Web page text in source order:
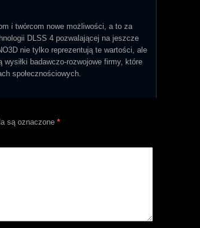
i twórcom nowe możliwości, a to za
DLSS 4 pozwalającej na jeszcze
nie tylko reprezentują te wartości, ale
badawczo-rozwojowe firmy, które
społecznościowych.
są oznaczone *